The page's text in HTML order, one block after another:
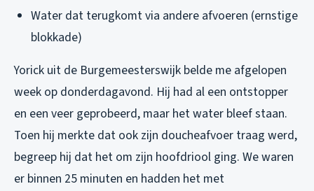
Water dat terugkomt via andere afvoeren (ernstige
blokkade)
Yorick uit de Burgemeesterswijk belde me afgelopen
week op donderdagavond. Hij had al een ontstopper
en een veer geprobeerd, maar het water bleef staan.
Toen hij merkte dat ook zijn doucheafvoer traag werd,
begreep hij dat het om zijn hoofdriool ging. We waren
er binnen 25 minuten en hadden het met